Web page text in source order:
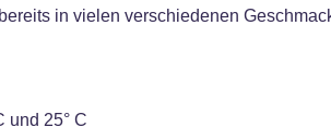
in vielen verschiedenen
und 25° C